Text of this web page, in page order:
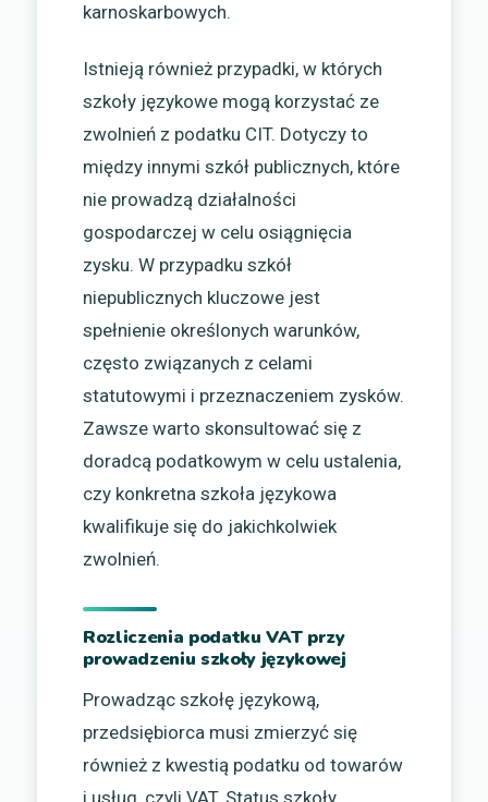
karnoskarbowych.
Istnieją również przypadki, w których
szkoły językowe mogą korzystać ze
zwolnień z podatku CIT. Dotyczy to
między innymi szkół publicznych, które
nie prowadzą działalności
gospodarczej w celu osiągnięcia
zysku. W przypadku szkół
niepublicznych kluczowe jest
spełnienie określonych warunków,
często związanych z celami
statutowymi i przeznaczeniem zysków.
Zawsze warto skonsultować się z
doradcą podatkowym w celu ustalenia,
czy konkretna szkoła językowa
kwalifikuje się do jakichkolwiek
zwolnień.
Rozliczenia podatku VAT przy
prowadzeniu szkoły językowej
Prowadząc szkołę językową,
przedsiębiorca musi zmierzyć się
również z kwestią podatku od towarów